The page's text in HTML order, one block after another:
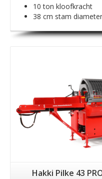
10 ton kloofkracht
38 cm stam diameter
Hakki Pilke 43